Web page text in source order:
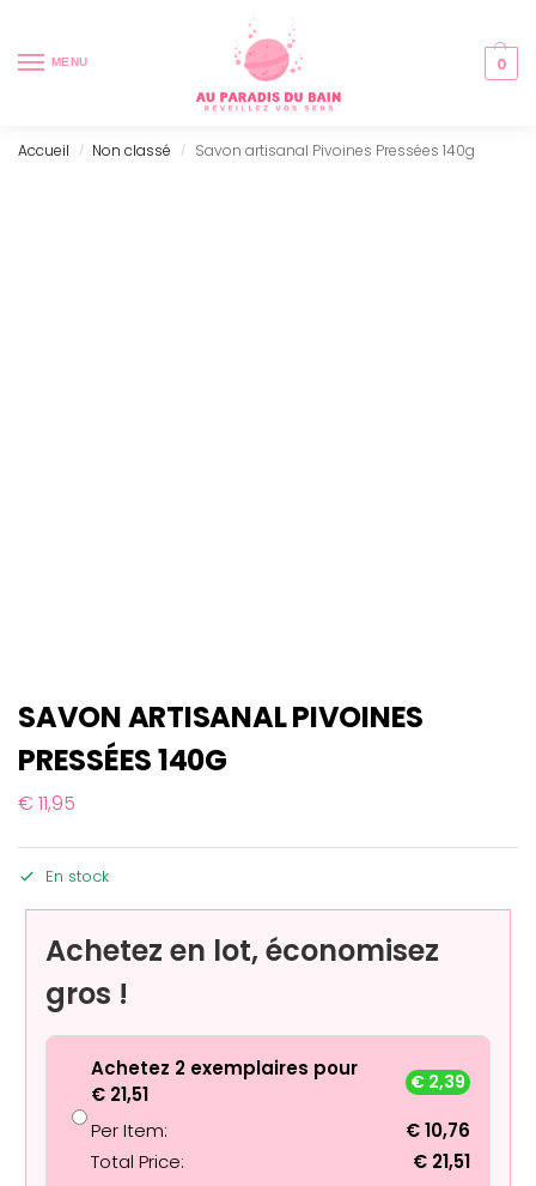
MENU 0
Accueil / Non classé / Savon artisanal Pivoines Pressées 140g
SAVON ARTISANAL PIVOINES
PRESSÉES 140G
€11,95
En stock
Achetez en lot, économisez
gros !
Achetez 2 exemplaires pour
€ 21,51
€ 2,39
Per Item: €10,76
Total Price:
€ 21,51